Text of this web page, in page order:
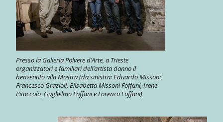
Presso la Galleria Polvere d’Arte, a Trieste
organizzatori e familiari dell’artista danno il
benvenuto alla Mostra (da sinistra: Eduardo Missoni,
Francesco Grazioli, Elisabetta Missoni Foffani, Irene
Pitaccolo, Guglielmo Foffani e Lorenzo Foffani)